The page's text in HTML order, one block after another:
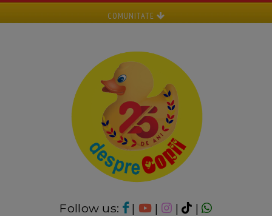
COMUNITATE
Follow us: | | |
|